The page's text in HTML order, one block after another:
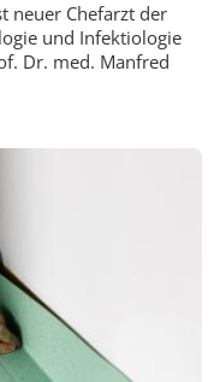
neuer Chefarzt der
und Infektiologie
Dr. med. Manfred